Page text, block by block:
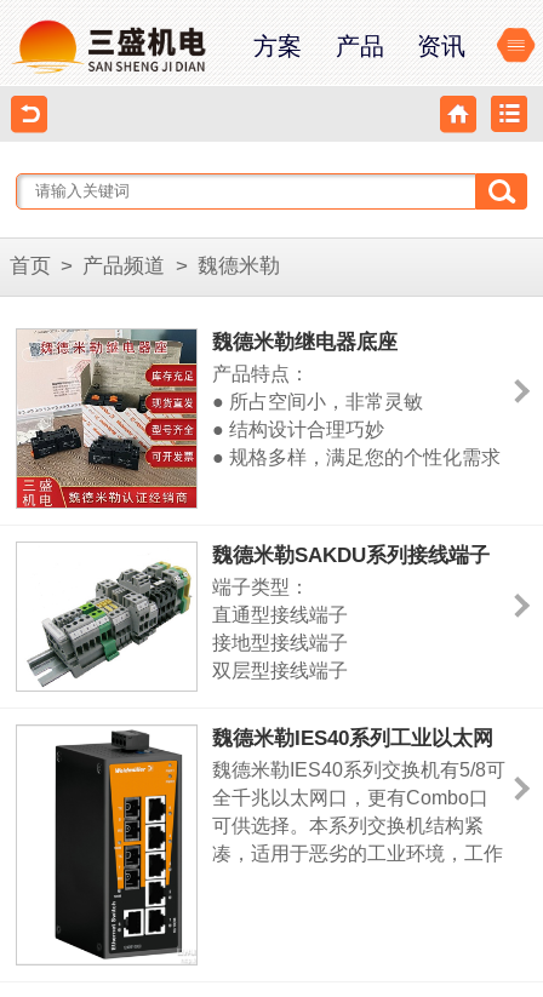
方案 产品 资讯
首页 > 产品频道 > 魏德米勒
魏德米勒继电器底座
产品特点：
● 所占空间小，非常灵敏
● 结构设计合理巧妙
● 规格多样，满足您的个性化需求
标准
魏德米勒SAKDU系列接线端子
端子类型：
直通型接线端子
接地型接线端子
双层型接线端子
熔断器型接线端子
电流测试型接线端子
魏德米勒IES40系列工业以太网
交换机
魏德米勒IES40系列交换机有5/8可
全千兆以太网口，更有Combo口
可供选择。本系列交换机结构紧
凑，适用于恶劣的工业环境，工作